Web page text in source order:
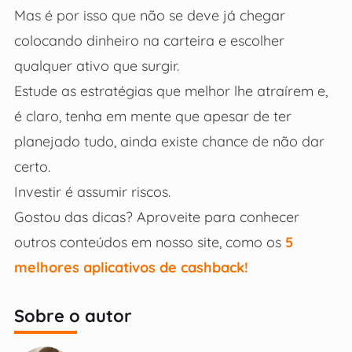
Mas é por isso que não se deve já chegar
colocando dinheiro na carteira e escolher
qualquer ativo que surgir.
Estude as estratégias que melhor lhe atraírem e,
é claro, tenha em mente que apesar de ter
planejado tudo, ainda existe chance de não dar
certo.
Investir é assumir riscos.
Gostou das dicas? Aproveite para conhecer
outros conteúdos em nosso site, como os 5
melhores aplicativos de cashback!
Sobre o autor